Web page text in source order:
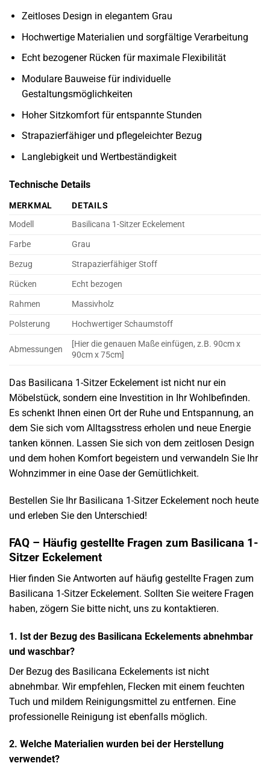
Zeitloses Design in elegantem Grau
Hochwertige Materialien und sorgfältige Verarbeitung
Echt bezogener Rücken für maximale Flexibilität
Modulare Bauweise für individuelle
Gestaltungsmöglichkeiten
Hoher Sitzkomfort für entspannte Stunden
Strapazierfähiger und pflegeleichter Bezug
Langlebigkeit und Wertbeständigkeit
Technische Details
MERKMAL
DETAILS
Modell
Basilicana 1-Sitzer Eckelement
Farbe
Grau
Bezug
Strapazierfähiger Stoff
Rücken
Echt bezogen
Rahmen
Massivholz
Polsterung
Hochwertiger Schaumstoff
Abmessungen
[Hier die genauen Maße einfügen, z.B. 90cm x
90cm x 75cm]
Das Basilicana 1-Sitzer Eckelement ist nicht nur ein
Möbelstück, sondern eine Investition in Ihr Wohlbefinden.
Es schenkt Ihnen einen Ort der Ruhe und Entspannung, an
dem Sie sich vom Alltagsstress erholen und neue Energie
tanken können. Lassen Sie sich von dem zeitlosen Design
und dem hohen Komfort begeistern und verwandeln Sie Ihr
Wohnzimmer in eine Oase der Gemütlichkeit.
Bestellen Sie Ihr Basilicana 1-Sitzer Eckelement noch heute
und erleben Sie den Unterschied!
FAQ – Häufig gestellte Fragen zum Basilicana 1-
Sitzer Eckelement
Hier finden Sie Antworten auf häufig gestellte Fragen zum
Basilicana 1-Sitzer Eckelement. Sollten Sie weitere Fragen
haben, zögern Sie bitte nicht, uns zu kontaktieren.
1. Ist der Bezug des Basilicana Eckelements abnehmbar
und waschbar?
Der Bezug des Basilicana Eckelements ist nicht
abnehmbar. Wir empfehlen, Flecken mit einem feuchten
Tuch und mildem Reinigungsmittel zu entfernen. Eine
professionelle Reinigung ist ebenfalls möglich.
2. Welche Materialien wurden bei der Herstellung
verwendet?